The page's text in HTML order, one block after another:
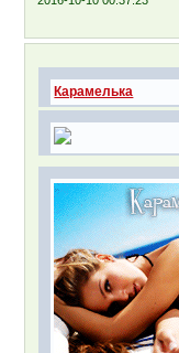
Карамелька